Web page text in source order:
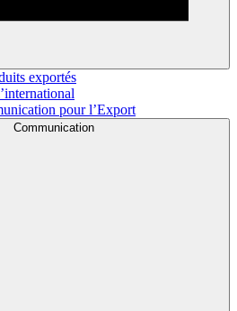
exportés
pour l’Export
Communication